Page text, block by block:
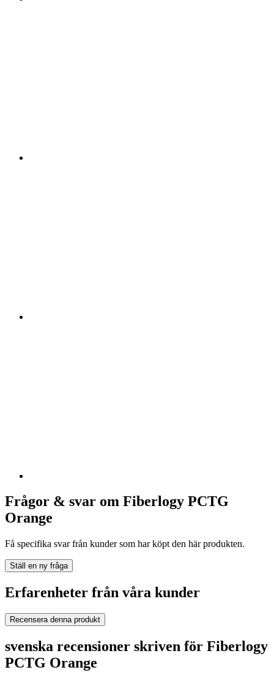
Frågor & svar om Fiberlogy PCTG
Orange
Få specifika svar från kunder som har köpt den här produkten.
Ställ en ny fråga
Erfarenheter från våra kunder
Recensera denna produkt
svenska recensioner skriven för Fiberlogy
PCTG Orange